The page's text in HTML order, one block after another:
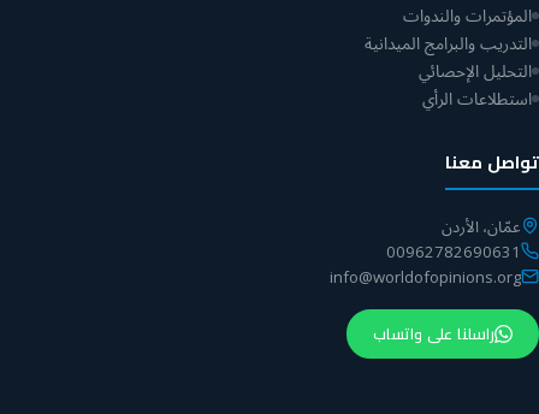
المؤتمرات والندوات
التدريب والبرامج الميدانية
التحليل الإحصائي
استطلاعات الرأي
تواصل معنا
عمّان، الأردن
00962782690631
info@worldofopinions.org
راسلنا على واتساب